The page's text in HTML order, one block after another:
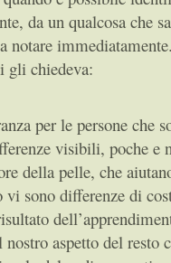
da un qualcosa che
notare
gli chiedeva:
per le persone che
visibili, poche e
della pelle, che
vi sono differenze di
aspetto del resto